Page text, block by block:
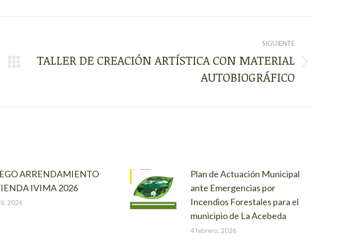
SIGUIENTE
Publicación
TALLER DE CREACIÓN ARTÍSTICA CON MATERIAL
AUTOBIOGRÁFICO
ARRENDAMIENTO
IVIMA 2026
2026
Plan de Actuación Municipal
ante Emergencias por
Incendios Forestales para el
municipio de La Acebeda
4 febrero, 2026